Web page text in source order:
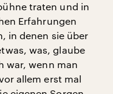
traten und in
Erfahrungen
in denen sie über
was, glaube
war, wenn man
allem erst mal